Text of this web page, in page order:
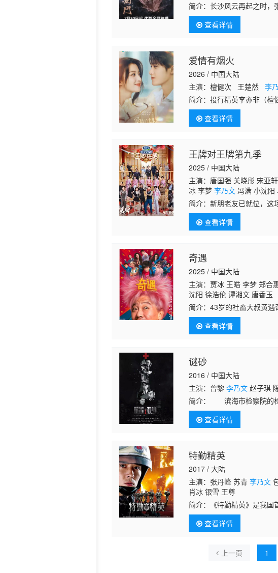
简介：长沙风云再起之时，
与九门诸人共赴冒险奇局。
情、门派担当与
查看详情
爱情有烟火
2026 / 中国大陆
主演：檀健次 王楚然李
简介：投行精英李亦非（檀
饰）合租，并在职场再度相
切入，细致描绘了这
查看详情
王牌对王牌第九季
2025 / 中国大陆
主演：唐国强 关晓彤 宋亚
冰 李梦李乃文 冯满 小沈阳
妮 黄晓明 张予曦 徐明浩
简介：新朋老友已就位，这
查看详情
奇遇
2025 / 中国大陆
主演：贾冰 王皓 李梦 郑合
沈阳 徐浩伦 谭湘文 唐香玉
简介：43岁的社畜大叔黄遇
困住的他因一场意外与18岁
作！不做卷王，
查看详情
谜砂
2016 / 中国大陆
主演：曾黎李乃文 赵子琪
简介：
滨海市检察院的检
身为国家公仆的贪污腐化
支队一队队长齐雁南贪污
查看详情
特勤精英
2017 / 大陆
主演：张丹峰 苏青李乃文
肖冰 银雪 王尊
简介：
《特勤精英》是我
丹峰 饰），立志加入消防
间摩擦不断；因种
查看详情
上一页 1